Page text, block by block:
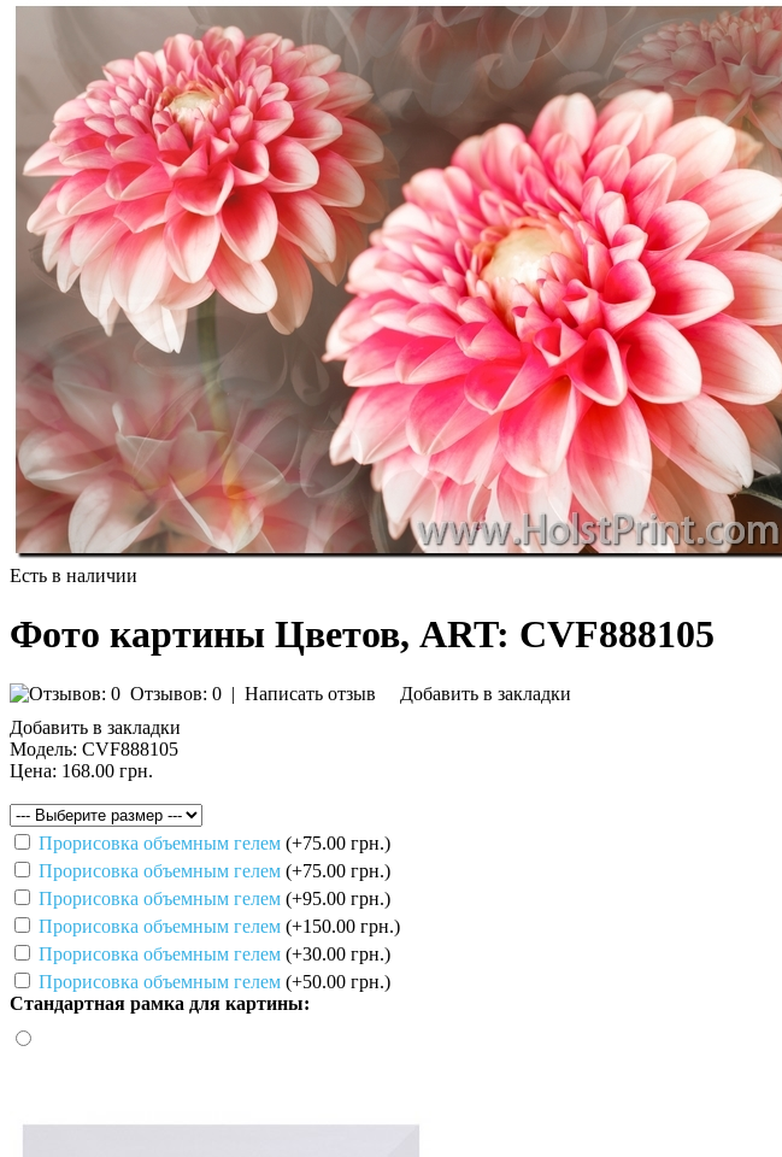
Есть в наличии
Фото картины Цветов, ART: CVF888105
Отзывов: 0 | Написать отзыв
Добавить в закладки
Добавить в закладки
Модель: CVF888105
Цена: 168.00 грн.
Прорисовка объемным гелем (+75.00 грн.)
Прорисовка объемным гелем (+75.00 грн.)
Прорисовка объемным гелем (+95.00 грн.)
Прорисовка объемным гелем (+150.00 грн.)
Прорисовка объемным гелем (+30.00 грн.)
Прорисовка объемным гелем (+50.00 грн.)
Стандартная рамка для картины: